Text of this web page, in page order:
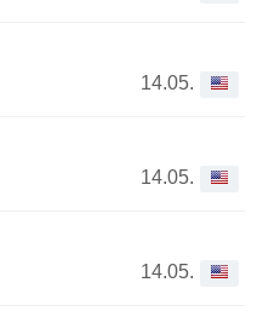
14.05.
14.05.
14.05.